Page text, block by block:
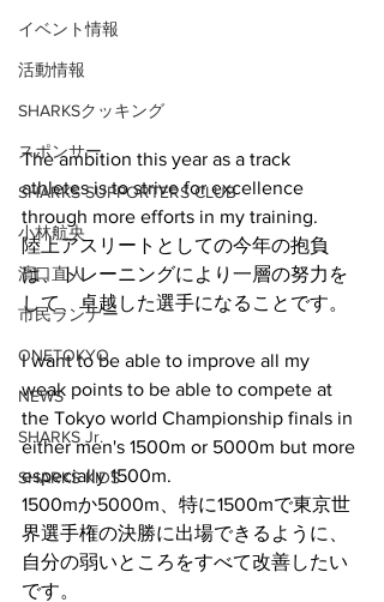
イベント情報
活動情報
SHARKSクッキング
スポンサー
SHARKS SUPPORTERS CLUB
小林航央
濱口直人
市民ランナー
ONETOKYO
NEWS
SHARKS Jr.
SHARKS KIDS
The ambition this year as a track
athletes is to strive for excellence
through more efforts in my training.
陸上アスリートとしての今年の抱負
は、トレーニングにより一層の努力を
して、卓越した選手になることです。
I want to be able to improve all my
weak points to be able to compete at
the Tokyo world Championship finals in
either men's 1500m or 5000m but more
especially 1500m.
1500mか5000m、特に1500mで東京世
界選手権の決勝に出場できるように、
自分の弱いところをすべて改善したい
です。